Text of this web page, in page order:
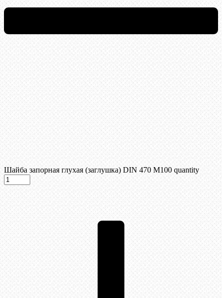
Шайба запорная глухая (заглушка) DIN 470 М100 quantity